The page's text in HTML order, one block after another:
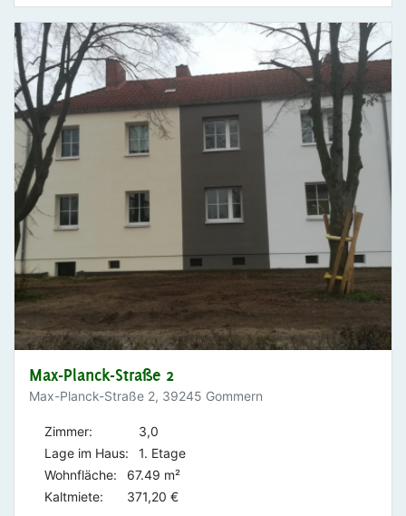
Max-Planck-Straße 2
Max-Planck-Straße 2, 39245 Gommern
Zimmer:
3,0
Lage im Haus:
1. Etage
Wohnfläche:
67.49 m²
Kaltmiete:
371,20 €